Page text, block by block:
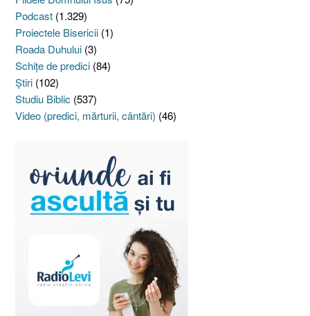
Podcast (1.329)
Proiectele Bisericii (1)
Roada Duhului (3)
Schiţe de predici (84)
Ştiri (102)
Studiu Biblic (537)
Video (predici, mărturii, cântări) (46)